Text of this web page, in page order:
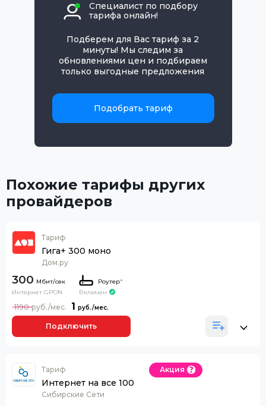
Специалист по подбору
тарифа онлайн!
Подберем для Вас тариф за 2
минуты! Мы следим за
обновлениями цен и подбираем
только выгодные предложения
Подобрать тариф
Похожие тарифы других
провайдеров
Тариф
Гига+ 300 моно
Дом.ру
300
Интернет GPON
Роутер*
Включен
1
1190
Подключить
Тариф
Интернет на все 100
Сибирские Сети
Акция